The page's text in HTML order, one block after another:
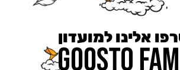
אלינו למועדון